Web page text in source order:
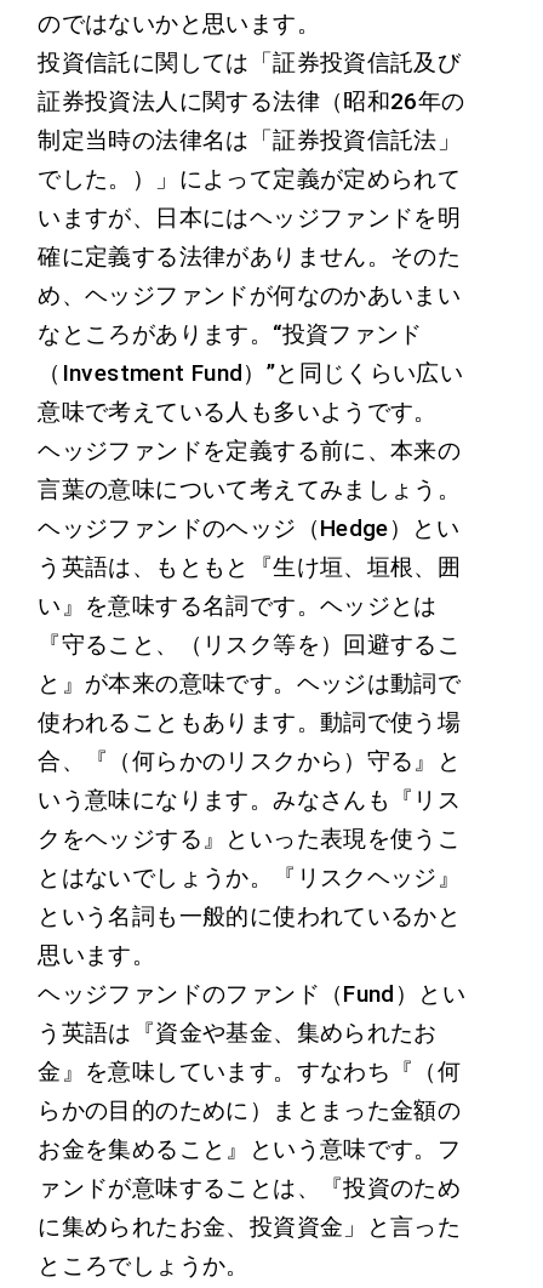
のではないかと思います。
投資信託に関しては「証券投資信託及び
証券投資法人に関する法律（昭和26年の
制定当時の法律名は「証券投資信託法」
でした。）」によって定義が定められて
いますが、日本にはヘッジファンドを明
確に定義する法律がありません。そのた
め、ヘッジファンドが何なのかあいまい
なところがあります。“投資ファンド
（Investment Fund）”と同じくらい広い
意味で考えている人も多いようです。
ヘッジファンドを定義する前に、本来の
言葉の意味について考えてみましょう。
ヘッジファンドのヘッジ（Hedge）とい
う英語は、もともと『生け垣、垣根、囲
い』を意味する名詞です。ヘッジとは
『守ること、（リスク等を）回避するこ
と』が本来の意味です。ヘッジは動詞で
使われることもあります。動詞で使う場
合、『（何らかのリスクから）守る』と
いう意味になります。みなさんも『リス
クをヘッジする』といった表現を使うこ
とはないでしょうか。『リスクヘッジ』
という名詞も一般的に使われているかと
思います。
ヘッジファンドのファンド（Fund）とい
う英語は『資金や基金、集められたお
金』を意味しています。すなわち『（何
らかの目的のために）まとまった金額の
お金を集めること』という意味です。フ
ァンドが意味することは、『投資のため
に集められたお金、投資資金」と言った
ところでしょうか。